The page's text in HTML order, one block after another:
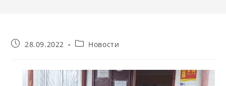
Запись28.09.2022
Рубрика
Новости